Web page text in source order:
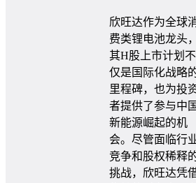
欣旺达作为全球
费类锂电池龙头，
其H股上市计划不
仅是国际化战略
里程碑，也为投
者提供了参与中国
新能源崛起的机
会。尽管面临行
竞争和股权稀释
挑战，欣旺达凭